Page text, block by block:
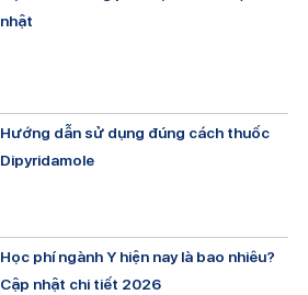
nhật
Hướng dẫn sử dụng đúng cách thuốc
Dipyridamole
Học phí ngành Y hiện nay là bao nhiêu?
Cập nhật chi tiết 2026